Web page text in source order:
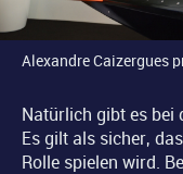
Alexandre Caizergues
Natürlich gibt es bei
Es gilt als sicher,
Rolle spielen wird.